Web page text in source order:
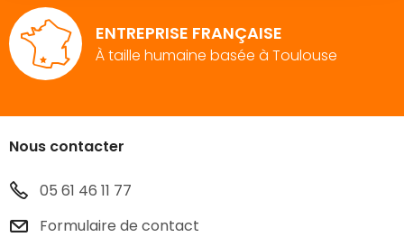
ENTREPRISE FRANÇAISE
À taille humaine basée à Toulouse
Nous contacter
05 61 46 11 77
Formulaire de contact